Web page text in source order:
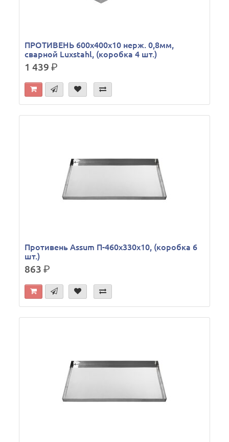
ПРОТИВЕНЬ 600х400х10 нерж. 0,8мм,
сварной Luxstahl, (коробка 4 шт.)
1 439р.
Противень Assum П-460х330х10, (коробка 6
шт.)
863р.